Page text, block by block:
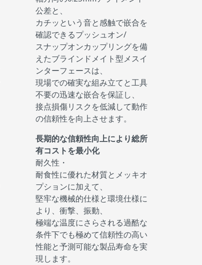
公差と、
カチッという音と感触で嵌合を
確認できるプッシュオン/
スナップオンカップリングを備
えたブラインドメイト型メスイ
ンターフェースは、
現場での確実な組み立てと工具
不要の迅速な嵌合を保証し、
接点損傷リスクを低減して動作
の信頼性を向上させます。
長期的な信頼性向上により総所
有コストを最小化
耐久性・
耐食性に優れた材質とメッキオ
プションに加えて、
堅牢な機械的仕様と環境仕様に
より、衝撃、振動、
極端な温度にさらされる過酷な
条件下でも極めて信頼性の高い
性能と予測可能な製品寿命を実
現します。